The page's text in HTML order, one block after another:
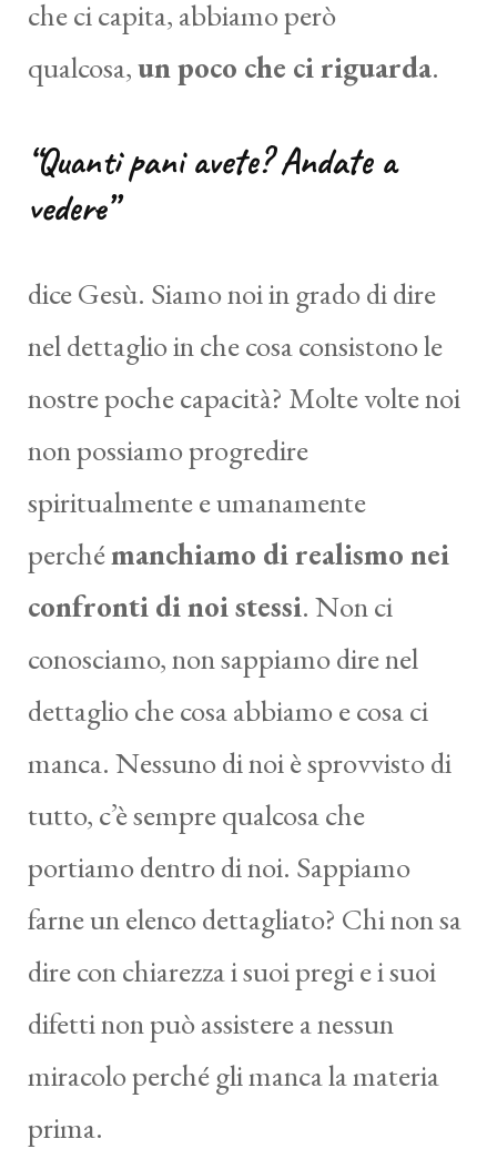
che ci capita, abbiamo però
qualcosa,un poco che ci riguarda.
“Quanti pani avete? Andate a
vedere”
dice Gesù. Siamo noi in grado di dire
nel dettaglio in che cosa consistono le
nostre poche capacità? Molte volte noi
non possiamo progredire
spiritualmente e umanamente
perchémanchiamo di realismo nei
confronti di noi stessi. Non ci
conosciamo, non sappiamo dire nel
dettaglio che cosa abbiamo e cosa ci
manca. Nessuno di noi è sprovvisto di
tutto, c’è sempre qualcosa che
portiamo dentro di noi. Sappiamo
farne un elenco dettagliato? Chi non sa
dire con chiarezza i suoi pregi e i suoi
difetti non può assistere a nessun
miracolo perché gli manca la materia
prima.